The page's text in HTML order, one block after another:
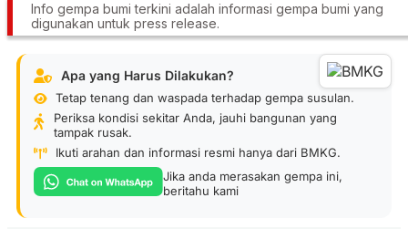
Info gempa bumi terkini adalah informasi gempa bumi yang
digunakan untuk press release.